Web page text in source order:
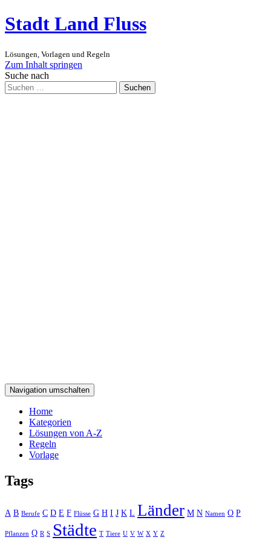
Stadt Land Fluss
Lösungen, Vorlagen und Regeln
Zum Inhalt springen
Suche nach
Suchen
Navigation umschalten
Home
Kategorien
Lösungen von A-Z
Regeln
Vorlage
Tags
A B Berufe C D E F Flüsse G H I J K L Länder M N Namen O P
Pflanzen Q R S Städte T Tiere U V W X Y Z